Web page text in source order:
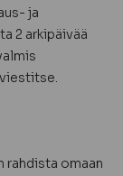
ja
2 arkipäivää
rahdista omaan